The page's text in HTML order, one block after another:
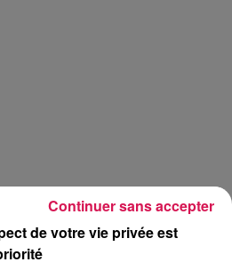
de votre vie privée est
Continuer sans accepter